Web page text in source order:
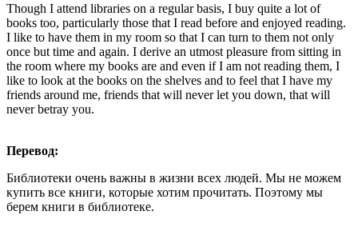
Though I attend libraries on a regular basis, I buy quite a lot of
books too, particularly those that I read before and enjoyed reading.
I like to have them in my room so that I can turn to them not only
once but time and again. I derive an utmost pleasure from sitting in
the room where my books are and even if I am not reading them, I
like to look at the books on the shelves and to feel that I have my
friends around me, friends that will never let you down, that will
never betray you.
Перевод:
Библиотеки очень важны в жизни всех людей. Мы не можем
купить все книги, которые хотим прочитать. Поэтому мы
берем книги в библиотеке.